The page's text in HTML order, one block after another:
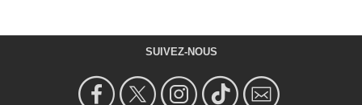
SUIVEZ-NOUS